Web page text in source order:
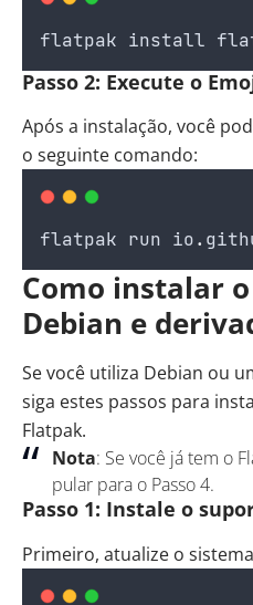
flatpak install
Passo 2: Execute o
Após a instalação, você
o seguinte comando:
flatpak run io.
Como instalar
Debian e
Se você utiliza Debian ou
siga estes passos para
Flatpak.
Nota: Se você já tem o
pular para o Passo 4.
Passo 1: Instale o
Primeiro, atualize o